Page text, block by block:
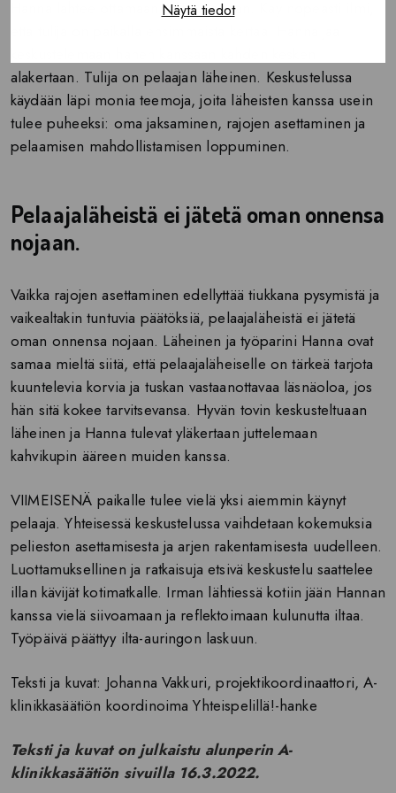
Näytä tiedot
Hanna lähtee ottamaan tulijaa vastaan. Käy nopeasti ilmi,
alakertaan. Tulija on pelaajan läheinen. Keskustelussa
käydään läpi monia teemoja, joita läheisten kanssa usein
tulee puheeksi: oma jaksaminen, rajojen asettaminen ja
pelaamisen mahdollistamisen loppuminen.
Pelaajaläheistä ei jätetä oman onnensa
nojaan.
Vaikka rajojen asettaminen edellyttää tiukkana pysymistä ja
vaikealtakin tuntuvia päätöksiä, pelaajaläheistä ei jätetä
oman onnensa nojaan. Läheinen ja työparini Hanna ovat
samaa mieltä siitä, että pelaajaläheiselle on tärkeä tarjota
kuuntelevia korvia ja tuskan vastaanottavaa läsnäoloa, jos
hän sitä kokee tarvitsevansa. Hyvän tovin keskusteltuaan
läheinen ja Hanna tulevat yläkertaan juttelemaan
kahvikupin ääreen muiden kanssa.
VIIMEISENÄ paikalle tulee vielä yksi aiemmin käynyt
pelaaja. Yhteisessä keskustelussa vaihdetaan kokemuksia
pelieston asettamisesta ja arjen rakentamisesta uudelleen.
Luottamuksellinen ja ratkaisuja etsivä keskustelu saattelee
illan kävijät kotimatkalle. Irman lähtiessä kotiin jään Hannan
kanssa vielä siivoamaan ja reflektoimaan kulunutta iltaa.
Työpäivä päättyy ilta-auringon laskuun.
Teksti ja kuvat: Johanna Vakkuri, projektikoordinaattori, A-
klinikkasäätiön koordinoima Yhteispelillä!-hanke
Teksti ja kuvat on julkaistu alunperin A-
klinikkasäätiön sivuilla 16.3.2022.